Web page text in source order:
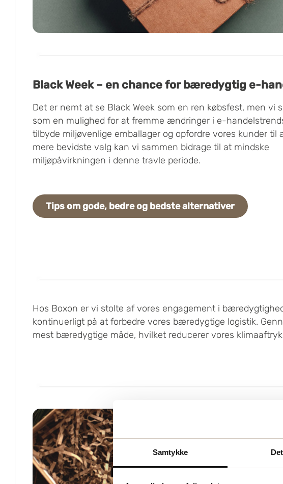
Samtykke
Black Week – en chance for bæredygtig e-
Det er nemt at se Black Week som en ren købsfest, men vi
som en mulighed for at fremme ændringer i e-
tilbyde miljøvenlige emballager og opfordre vores kunder til
mere bevidste valg kan vi sammen bidrage til at mindske
miljøpåvirkningen i denne travle periode.
Tips om gode, bedre og bedste alternativer
Hos Boxon er vi stolte af vores engagement i
kontinuerligt på at forbedre vores bæredygtige logistik.
mest bæredygtige måde, hvilket reducerer vores